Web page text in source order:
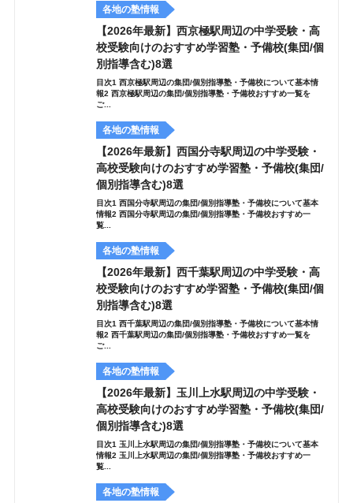
各地の塾情報
【2026年最新】西京極駅周辺の中学受験・高
校受験向けのおすすめ学習塾・予備校(集団/個
別指導含む)8選
目次1 西京極駅周辺の集団/個別指導塾・予備校について基本情
報2 西京極駅周辺の集団/個別指導塾・予備校おすすめ一覧を
ご...
各地の塾情報
【2026年最新】西国分寺駅周辺の中学受験・
高校受験向けのおすすめ学習塾・予備校(集団/
個別指導含む)8選
目次1 西国分寺駅周辺の集団/個別指導塾・予備校について基本
情報2 西国分寺駅周辺の集団/個別指導塾・予備校おすすめ一
覧...
各地の塾情報
【2026年最新】西千葉駅周辺の中学受験・高
校受験向けのおすすめ学習塾・予備校(集団/個
別指導含む)8選
目次1 西千葉駅周辺の集団/個別指導塾・予備校について基本情
報2 西千葉駅周辺の集団/個別指導塾・予備校おすすめ一覧を
ご...
各地の塾情報
【2026年最新】玉川上水駅周辺の中学受験・
高校受験向けのおすすめ学習塾・予備校(集団/
個別指導含む)8選
目次1 玉川上水駅周辺の集団/個別指導塾・予備校について基本
情報2 玉川上水駅周辺の集団/個別指導塾・予備校おすすめ一
覧...
各地の塾情報